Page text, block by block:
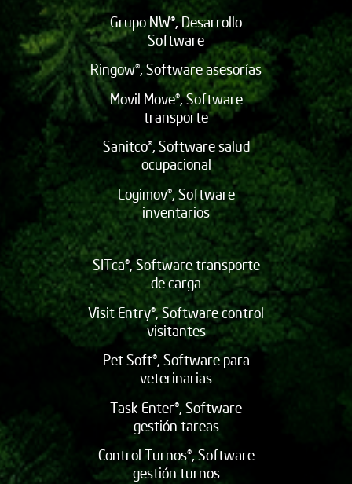
Grupo NW®, Desarrollo
Software
Ringow®, Software asesorías
Movil Move®, Software
transporte
Sanitco®, Software salud
ocupacional
Logimov®, Software
inventarios
SITca®, Software transporte
de carga
Visit Entry®, Software control
visitantes
Pet Soft®, Software para
veterinarias
Task Enter®, Software
gestión tareas
Control Turnos®, Software
gestión turnos